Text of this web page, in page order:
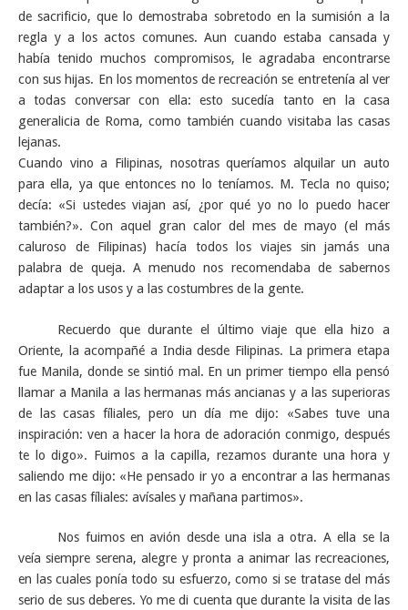
de sacrificio, que lo demostraba sobretodo en la sumisión a la
regla y a los actos comunes. Aun cuando estaba cansada y
había tenido muchos compromisos, le agradaba encontrarse
con sus hijas. En los momentos de recreación se entretenía al ver
a todas conversar con ella: esto sucedía tanto en la casa
generalicia de Roma, como también cuando visitaba las casas
lejanas.
Cuando vino a Filipinas, nosotras queríamos alquilar un auto
para ella, ya que entonces no lo teníamos. M. Tecla no quiso;
decía: «Si ustedes viajan así, ¿por qué yo no lo puedo hacer
también?». Con aquel gran calor del mes de mayo (el más
caluroso de Filipinas) hacía todos los viajes sin jamás una
palabra de queja. A menudo nos recomendaba de sabernos
adaptar a los usos y a las costumbres de la gente.
Recuerdo que durante el último viaje que ella hizo a
Oriente, la acompañé a India desde Filipinas. La primera etapa
fue Manila, donde se sintió mal. En un primer tiempo ella pensó
llamar a Manila a las hermanas más ancianas y a las superioras
de las casas fíliales, pero un día me dijo: «Sabes tuve una
inspiración: ven a hacer la hora de adoración conmigo, después
te lo digo». Fuimos a la capilla, rezamos durante una hora y
saliendo me dijo: «He pensado ir yo a encontrar a las hermanas
en las casas fíliales: avísales y mañana partimos».
Nos fuimos en avión desde una isla a otra. A ella se la
veía siempre serena, alegre y pronta a animar las recreaciones,
en las cuales ponía todo su esfuerzo, como si se tratase del más
serio de sus deberes. Yo me di cuenta que durante la visita de las